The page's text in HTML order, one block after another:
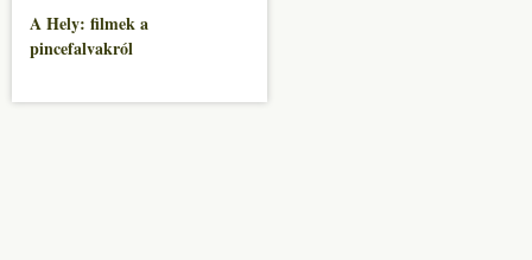
A Hely: filmek a
pincefalvakról